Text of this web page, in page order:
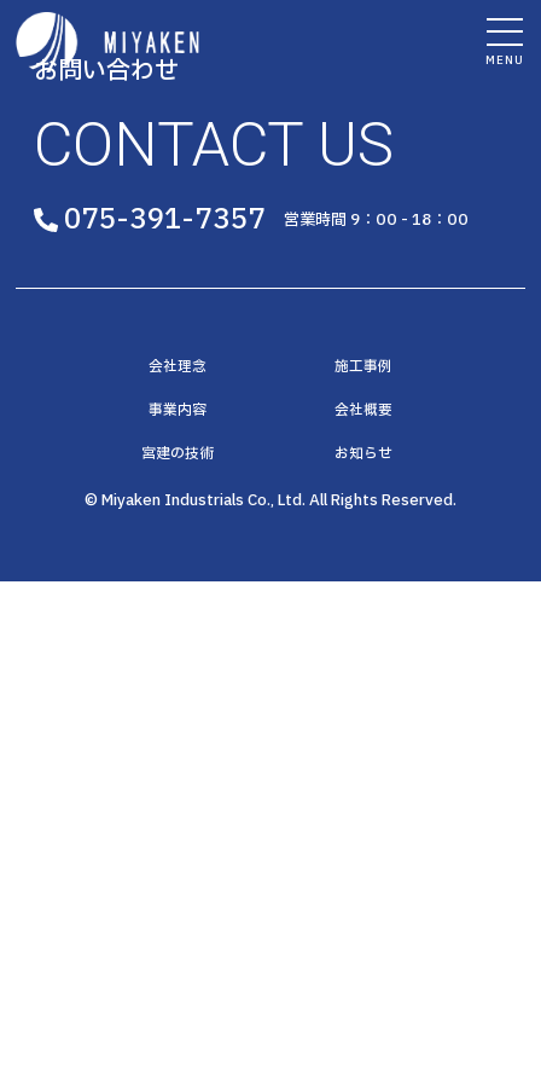
MENU
お問い合わせ
CONTACT US
075-391-7357 営業時間 9：00 - 18：00
会社理念 施工事例
事業内容 会社概要
宮建の技術 お知らせ
© Miyaken Industrials Co., Ltd. All Rights Reserved.